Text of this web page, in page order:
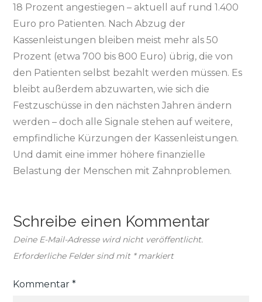
18 Prozent angestiegen – aktuell auf rund 1.400
Euro pro Patienten. Nach Abzug der
Kassenleistungen bleiben meist mehr als 50
Prozent (etwa 700 bis 800 Euro) übrig, die von
den Patienten selbst bezahlt werden müssen. Es
bleibt außerdem abzuwarten, wie sich die
Festzuschüsse in den nächsten Jahren ändern
werden – doch alle Signale stehen auf weitere,
empfindliche Kürzungen der Kassenleistungen.
Und damit eine immer höhere finanzielle
Belastung der Menschen mit Zahnproblemen.
Schreibe einen Kommentar
Deine E-Mail-Adresse wird nicht veröffentlicht.
Erforderliche Felder sind mit *markiert
Kommentar*